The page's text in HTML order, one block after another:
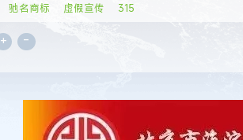
驰名商标 虚假宣传 315
+ -